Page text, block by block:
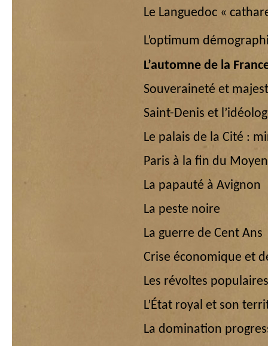
Le Languedoc «
L’optimum
L’automne de la
Souveraineté et
Saint-Denis et
Le palais de la Cité :
Paris à la fin du
La papauté à Avignon
La peste noire
La guerre de Cent Ans
Crise économique et
Les révoltes populaires
L’État royal et son
La domination